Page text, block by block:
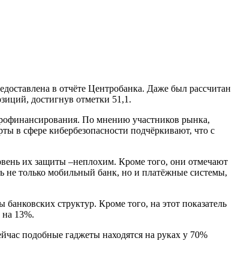
в отчёте Центробанка. Даже был рассчитан
достигнув отметки 51,1.
По мнению участников рынка,
в сфере кибербезопасности подчёркивают, что с
их защиты –неплохим. Кроме того, они отмечают
только мобильный банк, но и платёжные системы,
структур. Кроме того, на этот показатель
13%.
подобные гаджеты находятся на руках у 70%